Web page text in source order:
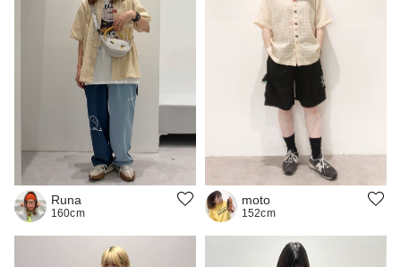
Runa
160cm
moto
152cm